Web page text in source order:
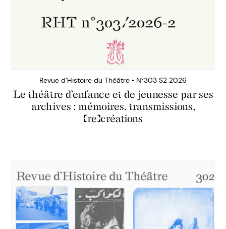
Revue d’Histoire du Théâtre • N°303 S2 2026
Le théâtre d’enfance et de jeunesse par ses
archives : mémoires, transmissions,
(re)créations